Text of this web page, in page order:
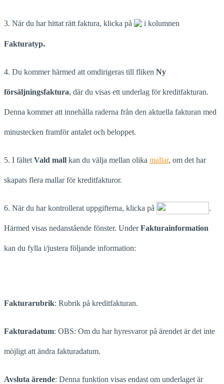
3. När du har hittat rätt faktura, klicka på i kolumnen
Fakturatyp.
4. Du kommer härmed att omdirigeras till fliken Ny
försäljningsfaktura, där du visas ett underlag för kreditfakturan.
Denna kommer att innehålla raderna från den aktuella fakturan med
minustecken framför antalet och beloppet.
5. I fältet Vald mall kan du välja mellan olika mallar, om det har
skapats flera mallar för kreditfakturor.
6. När du har kontrollerat uppgifterna, klicka på .
Härmed visas nedanstående fönster. UnderFakturainformation
kan du fylla i/justera följande information:
Fakturarubrik: Rubrik på kreditfakturan.
Fakturadatum: OBS: Om du har hyresvaror på ärendet är det inte
möjligt att ändra fakturadatum.
Avsluta ärende: Denna funktion visas endast om underlaget är